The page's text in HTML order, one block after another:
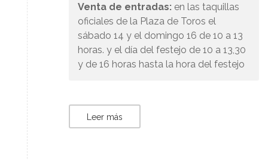
Venta de entradas: en las taquillas
oficiales de la Plaza de Toros el
sábado 14 y el domingo 16 de 10 a 13
horas. y el día del festejo de 10 a 13,30
y de 16 horas hasta la hora del festejo
Leer más